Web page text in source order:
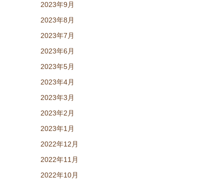
2023年9月
2023年8月
2023年7月
2023年6月
2023年5月
2023年4月
2023年3月
2023年2月
2023年1月
2022年12月
2022年11月
2022年10月